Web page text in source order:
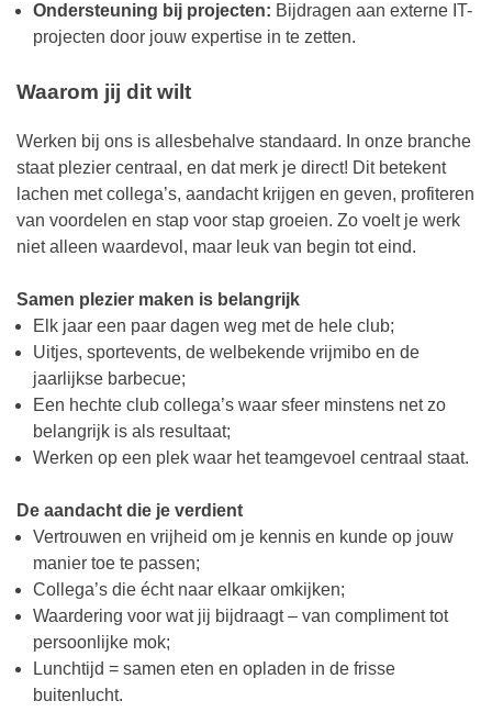
Ondersteuning bij projecten: Bijdragen aan externe IT-
projecten door jouw expertise in te zetten.
Waarom jij dit wilt
Werken bij ons is allesbehalve standaard. In onze branche
staat plezier centraal, en dat merk je direct! Dit betekent
lachen met collega’s, aandacht krijgen en geven, profiteren
van voordelen en stap voor stap groeien. Zo voelt je werk
niet alleen waardevol, maar leuk van begin tot eind.
Samen plezier maken is belangrijk
Elk jaar een paar dagen weg met de hele club;
Uitjes, sportevents, de welbekende vrijmibo en de
jaarlijkse barbecue;
Een hechte club collega’s waar sfeer minstens net zo
belangrijk is als resultaat;
Werken op een plek waar het teamgevoel centraal staat.
De aandacht die je verdient
Vertrouwen en vrijheid om je kennis en kunde op jouw
manier toe te passen;
Collega’s die écht naar elkaar omkijken;
Waardering voor wat jij bijdraagt – van compliment tot
persoonlijke mok;
Lunchtijd = samen eten en opladen in de frisse
buitenlucht.